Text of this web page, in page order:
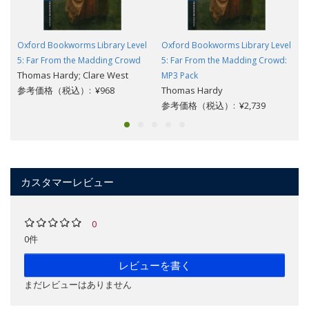
Oxford Bookworms Library Level
5: Far From the Madding Crowd
Thomas Hardy; Clare West
参考価格（税込）: ¥968
Oxford Bookworms Library Level
5: Far From the Madding Crowd:
MP3 Pack
Thomas Hardy
参考価格（税込）: ¥2,739
カスタマーレビュー
0
0件
レビューを書く
まだレビューはありません